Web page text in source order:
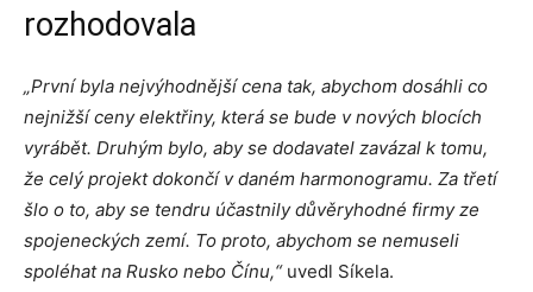
rozhodovala
„První byla nejvýhodnější cena tak, abychom dosáhli co
nejnižší ceny elektřiny, která se bude v nových blocích
vyrábět. Druhým bylo, aby se dodavatel zavázal k tomu,
že celý projekt dokončí v daném harmonogramu. Za třetí
šlo o to, aby se tendru účastnily důvěryhodné firmy ze
spojeneckých zemí. To proto, abychom se nemuseli
spoléhat na Rusko nebo Čínu,“uvedl Síkela.